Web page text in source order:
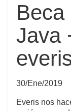
Beca
Java
30/Ene/2019
Everis nos